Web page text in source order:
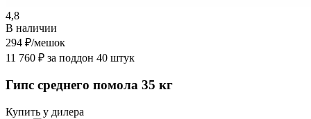
4,8
В наличии
294 ₽/мешок
11 760 ₽ за поддон 40 штук
Гипс среднего помола 35 кг
Купить у дилера